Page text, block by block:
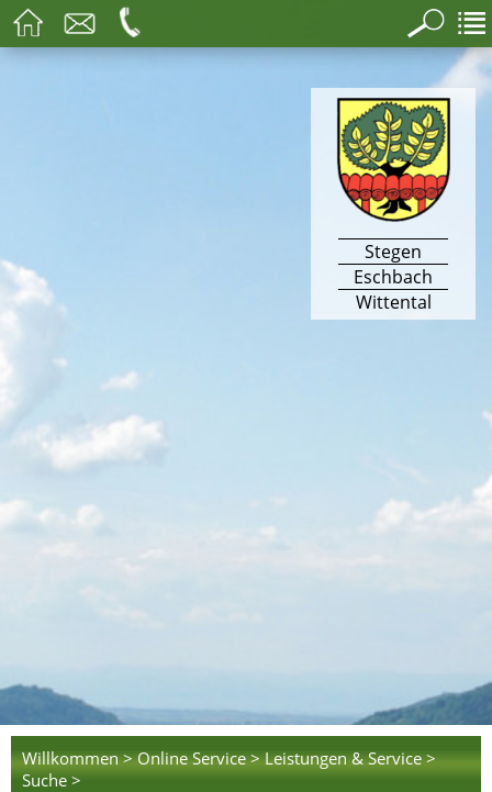
Stegen
Eschbach
Wittental
Willkommen > Online Service > Leistungen & Service >
Suche >